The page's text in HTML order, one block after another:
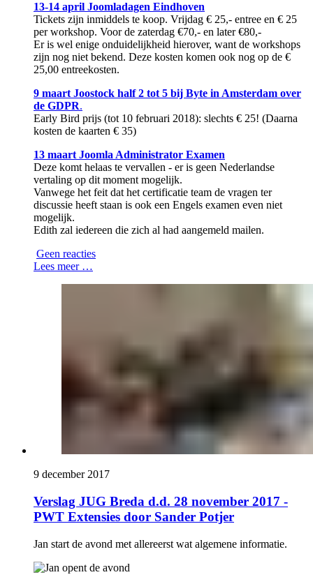
13-14 april Joomladagen Eindhoven
Tickets zijn inmiddels te koop. Vrijdag € 25,- entree en € 25
per workshop. Voor de zaterdag €70,- en later €80,-
Er is wel enige onduidelijkheid hierover, want de workshops
zijn nog niet bekend. Deze kosten komen ook nog op de €
25,00 entreekosten.
9 maart Joostock half 2 tot 5 bij Byte in Amsterdam over
de GDPR.
Early Bird prijs (tot 10 februari 2018): slechts € 25! (Daarna
kosten de kaarten € 35)
13 maart Joomla Administrator Examen
Deze komt helaas te vervallen - er is geen Nederlandse
vertaling op dit moment mogelijk.
Vanwege het feit dat het certificatie team de vragen ter
discussie heeft staan is ook een Engels examen even niet
mogelijk.
Edith zal iedereen die zich al had aangemeld mailen.
Geen reacties
Lees meer …
9 december 2017
Verslag JUG Breda d.d. 28 november 2017 -
PWT Extensies door Sander Potjer
Jan start de avond met allereerst wat algemene informatie.